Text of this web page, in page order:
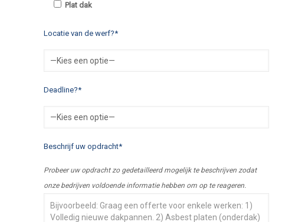
Plat dak
Locatie van de werf?*
Deadline?*
Beschrijf uw opdracht*
Probeer uw opdracht zo gedetailleerd mogelijk te beschrijven zodat
onze bedrijven voldoende informatie hebben om op te reageren.